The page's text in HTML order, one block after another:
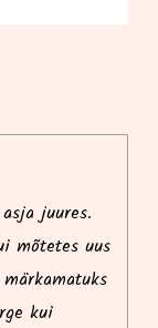
juures.
mõtetes uus
kui